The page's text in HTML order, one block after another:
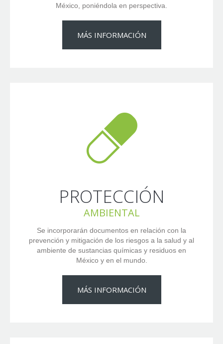
México, poniéndola en perspectiva.
MÁS INFORMACIÓN
PROTECCIÓN
AMBIENTAL
Se incorporarán documentos en relación con la
prevención y mitigación de los riesgos a la salud y al
ambiente de sustancias químicas y residuos en
México y en el mundo.
MÁS INFORMACIÓN